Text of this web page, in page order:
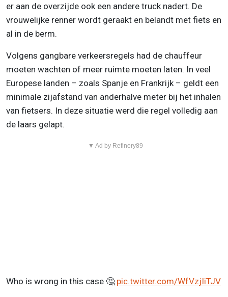
er aan de overzijde ook een andere truck nadert. De
vrouwelijke renner wordt geraakt en belandt met fiets en
al in de berm.
Volgens gangbare verkeersregels had de chauffeur
moeten wachten of meer ruimte moeten laten. In veel
Europese landen – zoals Spanje en Frankrijk – geldt een
minimale zijafstand van anderhalve meter bij het inhalen
van fietsers. In deze situatie werd die regel volledig aan
de laars gelapt.
▼ Ad by Refinery89
Who is wrong in this case 🤔 pic.twitter.com/WfVzjIiTJV